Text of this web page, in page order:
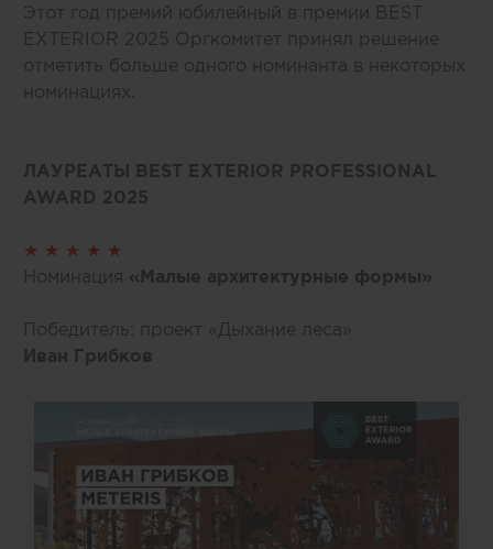
Этот год премий юбилейный в премии BEST
EXTERIOR 2025 Оргкомитет принял решение
отметить больше одного номинанта в некоторых
номинациях.
ЛАУРЕАТЫ BEST EXTERIOR PROFESSIONAL
AWARD 2025
★ ★ ★ ★ ★
Номинация «Малые архитектурные формы»
Победитель: проект «Дыхание леса»
Иван Грибков